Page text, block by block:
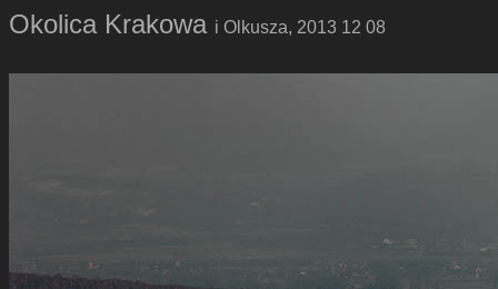
Okolica Krakowa i Olkusza, 2013 12 08